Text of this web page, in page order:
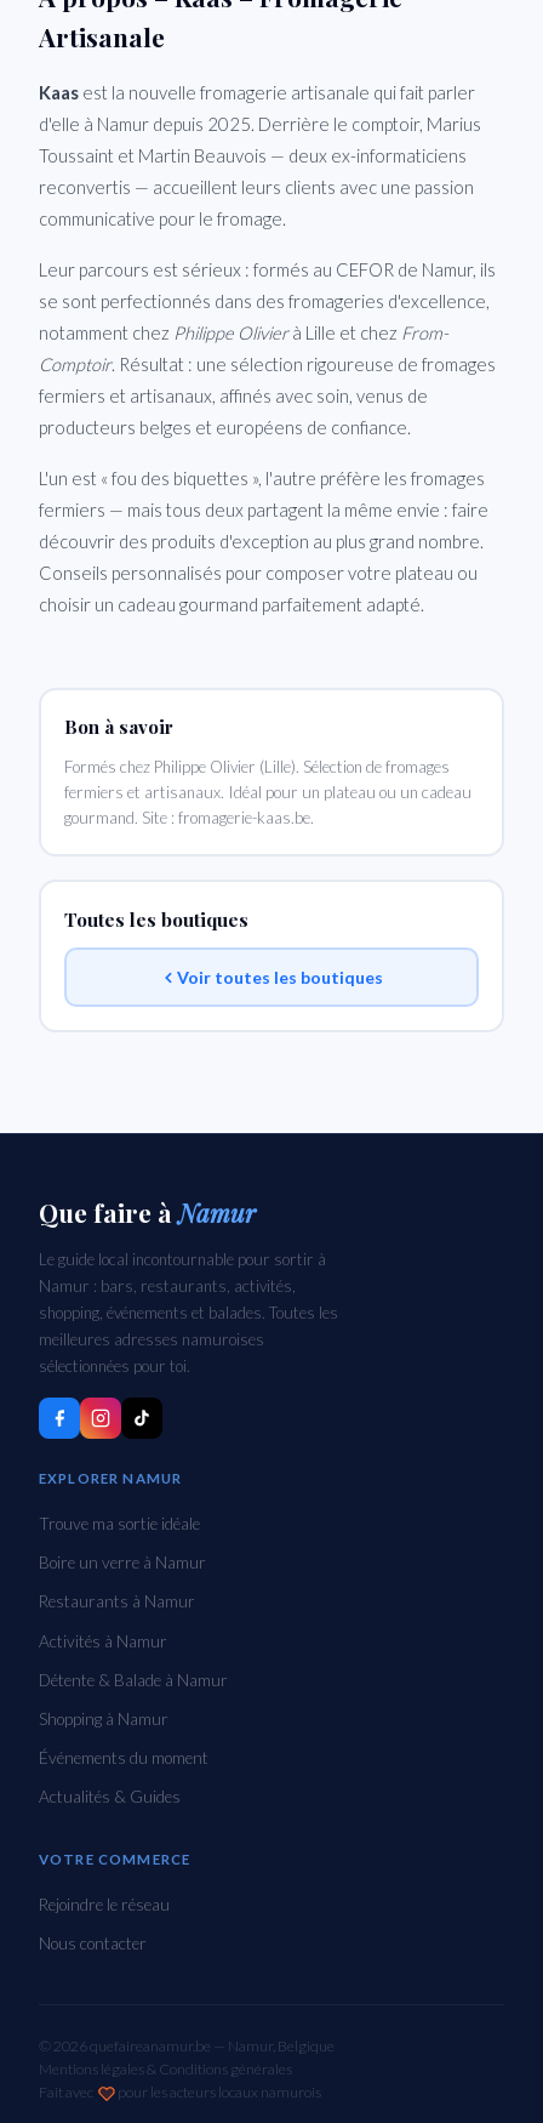
Artisanale
Kaas est la nouvelle fromagerie artisanale qui fait parler
d'elle à Namur depuis 2025. Derrière le comptoir, Marius
Toussaint et Martin Beauvois — deux ex-informaticiens
reconvertis — accueillent leurs clients avec une passion
communicative pour le fromage.
Leur parcours est sérieux : formés au CEFOR de Namur, ils
se sont perfectionnés dans des fromageries d'excellence,
notamment chez Philippe Olivierà Lille et chez From-
Comptoir. Résultat : une sélection rigoureuse de fromages
fermiers et artisanaux, affinés avec soin, venus de
producteurs belges et européens de confiance.
L'un est « fou des biquettes », l'autre préfère les fromages
fermiers — mais tous deux partagent la même envie : faire
découvrir des produits d'exception au plus grand nombre.
Conseils personnalisés pour composer votre plateau ou
choisir un cadeau gourmand parfaitement adapté.
Bon à savoir
Formés chez Philippe Olivier (Lille). Sélection de fromages
fermiers et artisanaux. Idéal pour un plateau ou un cadeau
gourmand. Site : fromagerie-kaas.be.
Toutes les boutiques
Voir toutes les boutiques
Que faire àNamur
Le guide local incontournable pour sortir à
Namur : bars, restaurants, activités,
shopping, événements et balades. Toutes les
meilleures adresses namuroises
sélectionnées pour toi.
EXPLORER NAMUR
Trouve ma sortie idéale
Boire un verre à Namur
Restaurants à Namur
Activités à Namur
Détente & Balade à Namur
Shopping à Namur
Événements du moment
Actualités & Guides
VOTRE COMMERCE
Rejoindre le réseau
Nous contacter
© 2026 quefaireanamur.be — Namur, Belgique
Mentions légales & Conditions générales
Fait avec
pour les acteurs locaux namurois